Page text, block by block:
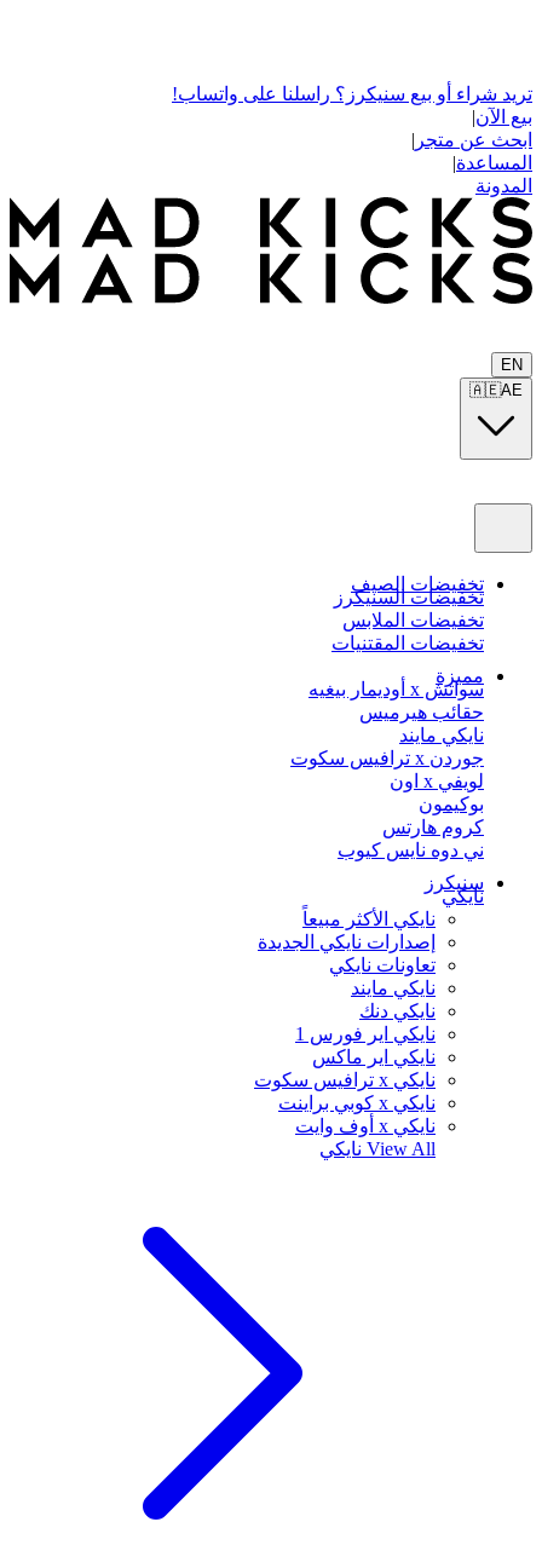
تريد شراء أو بيع سنيكرز؟ راسلنا على واتساب!
بيع الآن|
ابحث عن متجر |
المساعدة|
المدونة
EN
🇦🇪AE
تخفيضات الصيف
تخفيضات السنيكرز
تخفيضات الملابس
تخفيضات المقتنيات
مميزة
سواتش x أوديمار بيغيه
حقائب هيرميس
نايكي مايند
جوردن x ترافيس سكوت
لويفي x اون
بوكيمون
كروم هارتس
ني دوه نايس كيوب
سنيكرز
نايكي
نايكي الأكثر مبيعاً
إصدارات نايكي الجديدة
تعاونات نايكي
نايكي مايند
نايكي دنك
نايكي اير فورس 1
نايكي اير ماكس
نايكي x ترافيس سكوت
نايكي x كوبي براينت
نايكي x أوف وايت
View All نايكي